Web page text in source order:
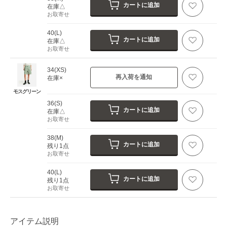
在庫△
お取寄せ
カートに追加
40(L)
在庫△
お取寄せ
カートに追加
モスグリーン
34(XS)
在庫×
再入荷を通知
36(S)
在庫△
お取寄せ
カートに追加
38(M)
残り1点
お取寄せ
カートに追加
40(L)
残り1点
お取寄せ
カートに追加
アイテム説明